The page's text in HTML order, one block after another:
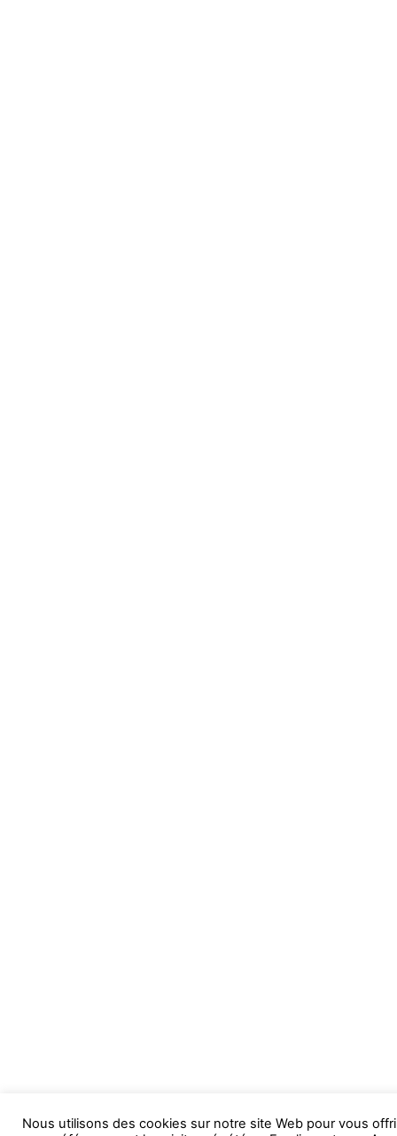
Nous utilisons des cookies sur notre site Web pour vous